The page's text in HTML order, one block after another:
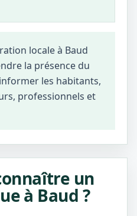
locale à Baud
la présence du
les habitants,
professionnels et
un
à Baud ?